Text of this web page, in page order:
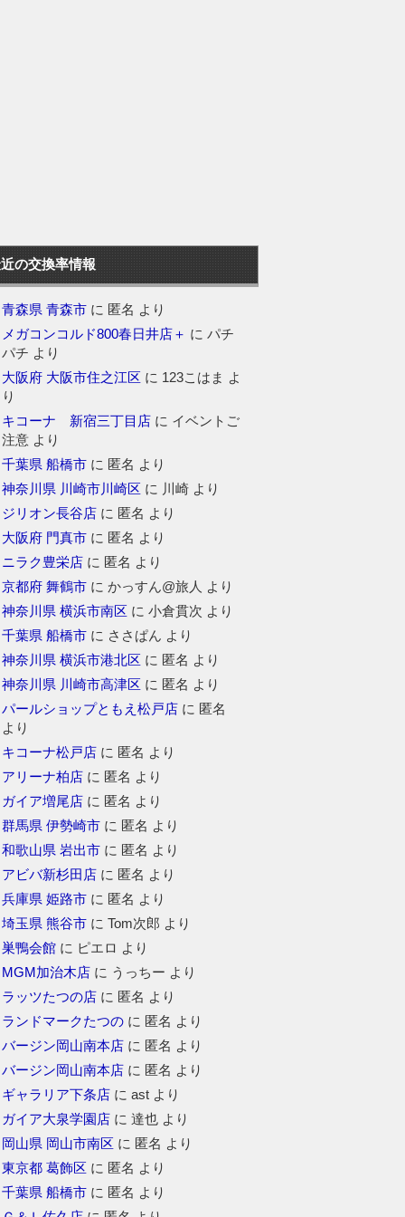
の交換率情報
青森県 青森市 に 匿名 より
メガコンコルド800春日井店＋ にパチ
パチ より
大阪府 大阪市住之江区 に 123こはま よ
り
キコーナ 新宿三丁目店 に イベントご
注意 より
千葉県 船橋市 に 匿名 より
神奈川県 川崎市川崎区 に 川崎 より
ジリオン長谷店 に 匿名 より
大阪府 門真市 に 匿名 より
ニラク豊栄店 に 匿名 より
京都府 舞鶴市 にかっすん@旅人 より
神奈川県 横浜市南区 に小倉貫次 より
千葉県 船橋市 に ささぱん より
神奈川県 横浜市港北区 に 匿名 より
神奈川県 川崎市高津区 に 匿名 より
パールショップともえ松戸店 に 匿名
より
キコーナ松戸店 に 匿名 より
アリーナ柏店 に 匿名 より
ガイア増尾店 に 匿名 より
群馬県 伊勢崎市 に 匿名 より
和歌山県 岩出市 に 匿名 より
アビバ新杉田店 に 匿名 より
兵庫県 姫路市 に 匿名 より
埼玉県 熊谷市 にTom次郎 より
巣鴨会館 に ピエロ より
MGM加治木店 に うっちー より
ラッツたつの店 に 匿名 より
ランドマークたつの に 匿名 より
バージン岡山南本店 に 匿名 より
バージン岡山南本店 に 匿名 より
ギャラリア下条店 にast より
ガイア大泉学園店 に達也 より
岡山県 岡山市南区 に 匿名 より
東京都 葛飾区 に 匿名 より
千葉県 船橋市 に 匿名 より